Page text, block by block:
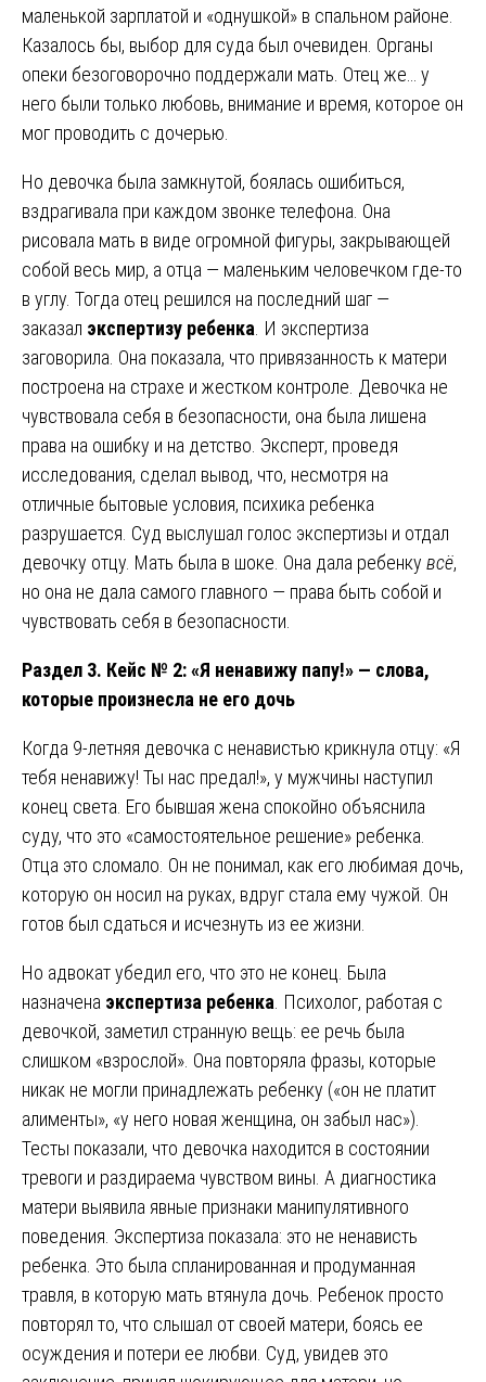
маленькой зарплатой и «однушкой» в спальном районе.
Казалось бы, выбор для суда был очевиден. Органы
опеки безоговорочно поддержали мать. Отец же… у
него были только любовь, внимание и время, которое он
мог проводить с дочерью.
Но девочка была замкнутой, боялась ошибиться,
вздрагивала при каждом звонке телефона. Она
рисовала мать в виде огромной фигуры, закрывающей
собой весь мир, а отца — маленьким человечком где-то
в углу. Тогда отец решился на последний шаг —
заказал экспертизу ребенка. И экспертиза
заговорила. Она показала, что привязанность к матери
построена на страхе и жестком контроле. Девочка не
чувствовала себя в безопасности, она была лишена
права на ошибку и на детство. Эксперт, проведя
исследования, сделал вывод, что, несмотря на
отличные бытовые условия, психика ребенка
разрушается. Суд выслушал голос экспертизы и отдал
девочку отцу. Мать была в шоке. Она дала ребенку всё,
но она не дала самого главного — права быть собой и
чувствовать себя в безопасности.
Раздел 3. Кейс № 2: «Я ненавижу папу!» — слова,
которые произнесла не его дочь
Когда 9-летняя девочка с ненавистью крикнула отцу: «Я
тебя ненавижу! Ты нас предал!», у мужчины наступил
конец света. Его бывшая жена спокойно объяснила
суду, что это «самостоятельное решение» ребенка.
Отца это сломало. Он не понимал, как его любимая дочь,
которую он носил на руках, вдруг стала ему чужой. Он
готов был сдаться и исчезнуть из ее жизни.
Но адвокат убедил его, что это не конец. Была
назначена экспертиза ребенка. Психолог, работая с
девочкой, заметил странную вещь: ее речь была
слишком «взрослой». Она повторяла фразы, которые
никак не могли принадлежать ребенку («он не платит
алименты», «у него новая женщина, он забыл нас»).
Тесты показали, что девочка находится в состоянии
тревоги и раздираема чувством вины. А диагностика
матери выявила явные признаки манипулятивного
поведения. Экспертиза показала: это не ненависть
ребенка. Это была спланированная и продуманная
травля, в которую мать втянула дочь. Ребенок просто
повторял то, что слышал от своей матери, боясь ее
осуждения и потери ее любви. Суд, увидев это